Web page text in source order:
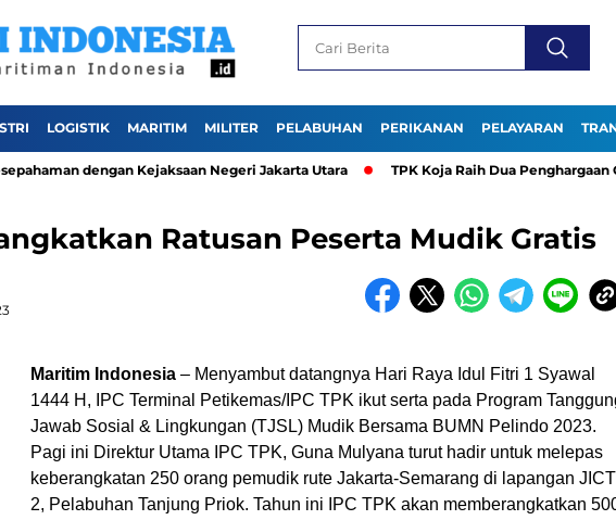
LOGISTIK MARITIM MILITER PELABUHAN PERIKANAN PELAYARAN
dengan Kejaksaan Negeri Jakarta Utara TPK Koja Raih Dua Penghargaan Gold
Ratusan Peserta Mudik Gratis
Maritim Indonesia – Menyambut datangnya Hari Raya Idul Fitri 1 Syawal
1444 H, IPC Terminal Petikemas/IPC TPK ikut serta pada Program
Jawab Sosial & Lingkungan (TJSL) Mudik Bersama BUMN Pelindo 2023.
Pagi ini Direktur Utama IPC TPK, Guna Mulyana turut hadir untuk melepas
keberangkatan 250 orang pemudik rute Jakarta-Semarang di lapangan JICT
2, Pelabuhan Tanjung Priok. Tahun ini IPC TPK akan memberangkatkan